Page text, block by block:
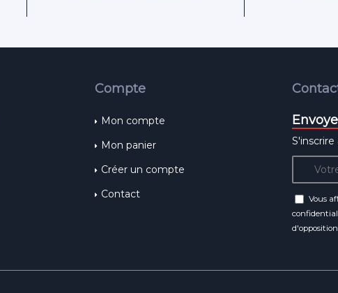
Vous
d'opposition.
Compte
Mon compte
Mon panier
Créer un compte
Contact